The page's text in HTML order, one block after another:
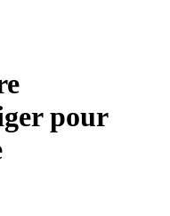
pour